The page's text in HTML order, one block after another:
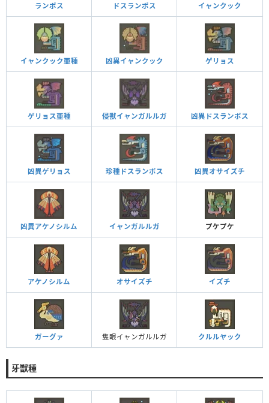
ランポス ドスランポス イャンクック
イャンクック亜種 凶異イャンクック ゲリョス
ゲリョス亜種 侵獣イャンガルルガ 凶異ドスランポス
凶異ゲリョス 珍種ドスランポス 凶異オサイズチ
凶異アケノシルム イャンガルルガ プケプケ
アケノシルム オサイズチ イズチ
ガーグァ 隻眼イャンガルルガ クルルヤック
牙獣種